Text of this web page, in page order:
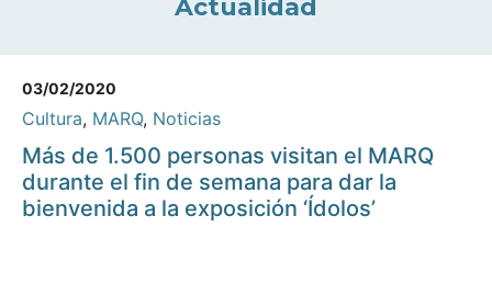
Actualidad
03/02/2020
Cultura, MARQ, Noticias
Más de 1.500 personas visitan el MARQ
durante el fin de semana para dar la
bienvenida a la exposición ‘Ídolos’